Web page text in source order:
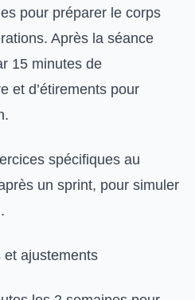
pour préparer le corps
Après la séance
15 minutes de
et d’étirements pour
spécifiques au
un sprint, pour simuler
et ajustements